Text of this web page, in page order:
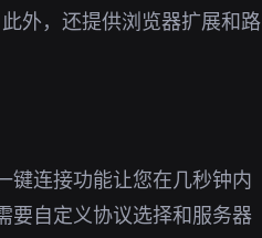
外，还提供浏览器扩展和路
键连接功能让您在几秒钟内
要自定义协议选择和服务器